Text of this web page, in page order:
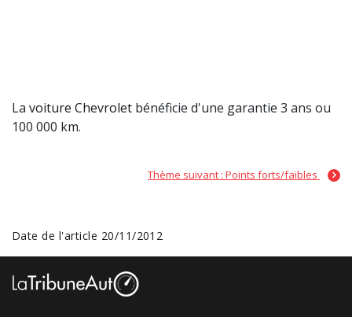
La voiture Chevrolet bénéficie d'une garantie 3 ans ou
100 000 km.
Thème suivant : Points forts/faibles
Date de l'article 20/11/2012